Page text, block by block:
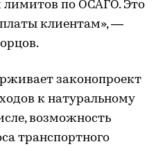
лимитов по ОСАГО. Это
клиентам», —
законопроект
к натуральному
возможность
транспортного